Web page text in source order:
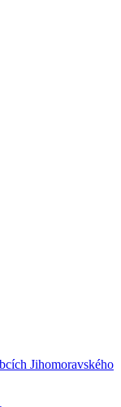
Jihomoravského